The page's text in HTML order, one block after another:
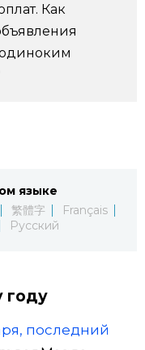
Как
языке
繁體字
Français
Русский
году
последний